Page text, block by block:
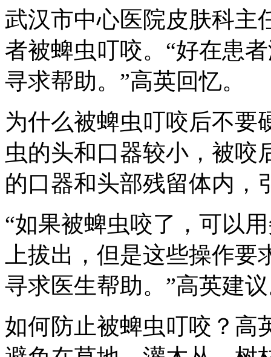
武汉市中心医院皮肤科主
者被蜱虫叮咬。“好在患
寻求帮助。”高英回忆。
为什么被蜱虫叮咬后不要
虫的头和口器较小，被咬
的口器和头部残留体内，
“如果被蜱虫咬了，可以
上拔出，但是这些操作
寻求医生帮助。”高英建
如何防止被蜱虫叮咬？高